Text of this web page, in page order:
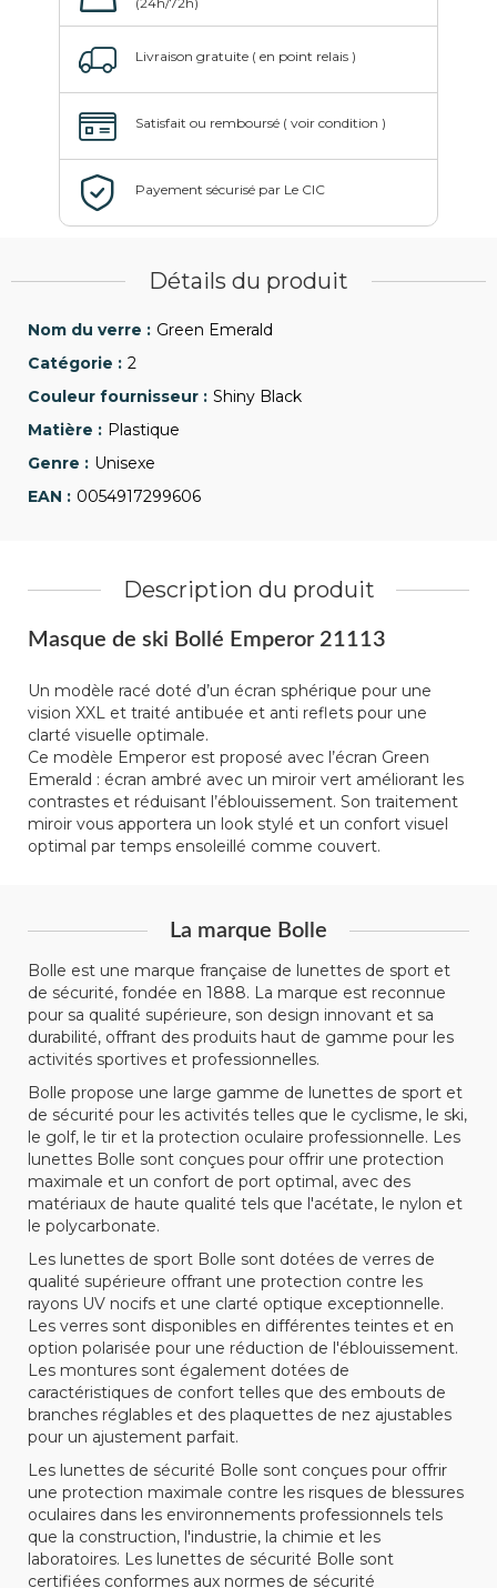
Détails du produit
Green Emerald
2
Shiny Black
Plastique
Unisexe
0054917299606
Description du produit
Masque de ski Bollé Emperor 21113
Un modèle racé doté d’un écran sphérique pour une
vision XXL et traité antibuée et anti reflets pour une
clarté visuelle optimale.
Ce modèle Emperor est proposé avec l’écran Green
Emerald : écran ambré avec un miroir vert améliorant les
contrastes et réduisant l’éblouissement. Son traitement
miroir vous apportera un look stylé et un confort visuel
optimal par temps ensoleillé comme couvert.
La marque Bolle
Bolle est une marque française de lunettes de sport et
de sécurité, fondée en 1888. La marque est reconnue
pour sa qualité supérieure, son design innovant et sa
durabilité, offrant des produits haut de gamme pour les
activités sportives et professionnelles.
Bolle propose une large gamme de lunettes de sport et
de sécurité pour les activités telles que le cyclisme, le ski,
le golf, le tir et la protection oculaire professionnelle. Les
lunettes Bolle sont conçues pour offrir une protection
maximale et un confort de port optimal, avec des
matériaux de haute qualité tels que l'acétate, le nylon et
le polycarbonate.
Les lunettes de sport Bolle sont dotées de verres de
qualité supérieure offrant une protection contre les
rayons UV nocifs et une clarté optique exceptionnelle.
Les verres sont disponibles en différentes teintes et en
option polarisée pour une réduction de l'éblouissement.
Les montures sont également dotées de
caractéristiques de confort telles que des embouts de
branches réglables et des plaquettes de nez ajustables
pour un ajustement parfait.
Les lunettes de sécurité Bolle sont conçues pour offrir
une protection maximale contre les risques de blessures
oculaires dans les environnements professionnels tels
que la construction, l'industrie, la chimie et les
laboratoires. Les lunettes de sécurité Bolle sont
certifiées conformes aux normes de sécurité